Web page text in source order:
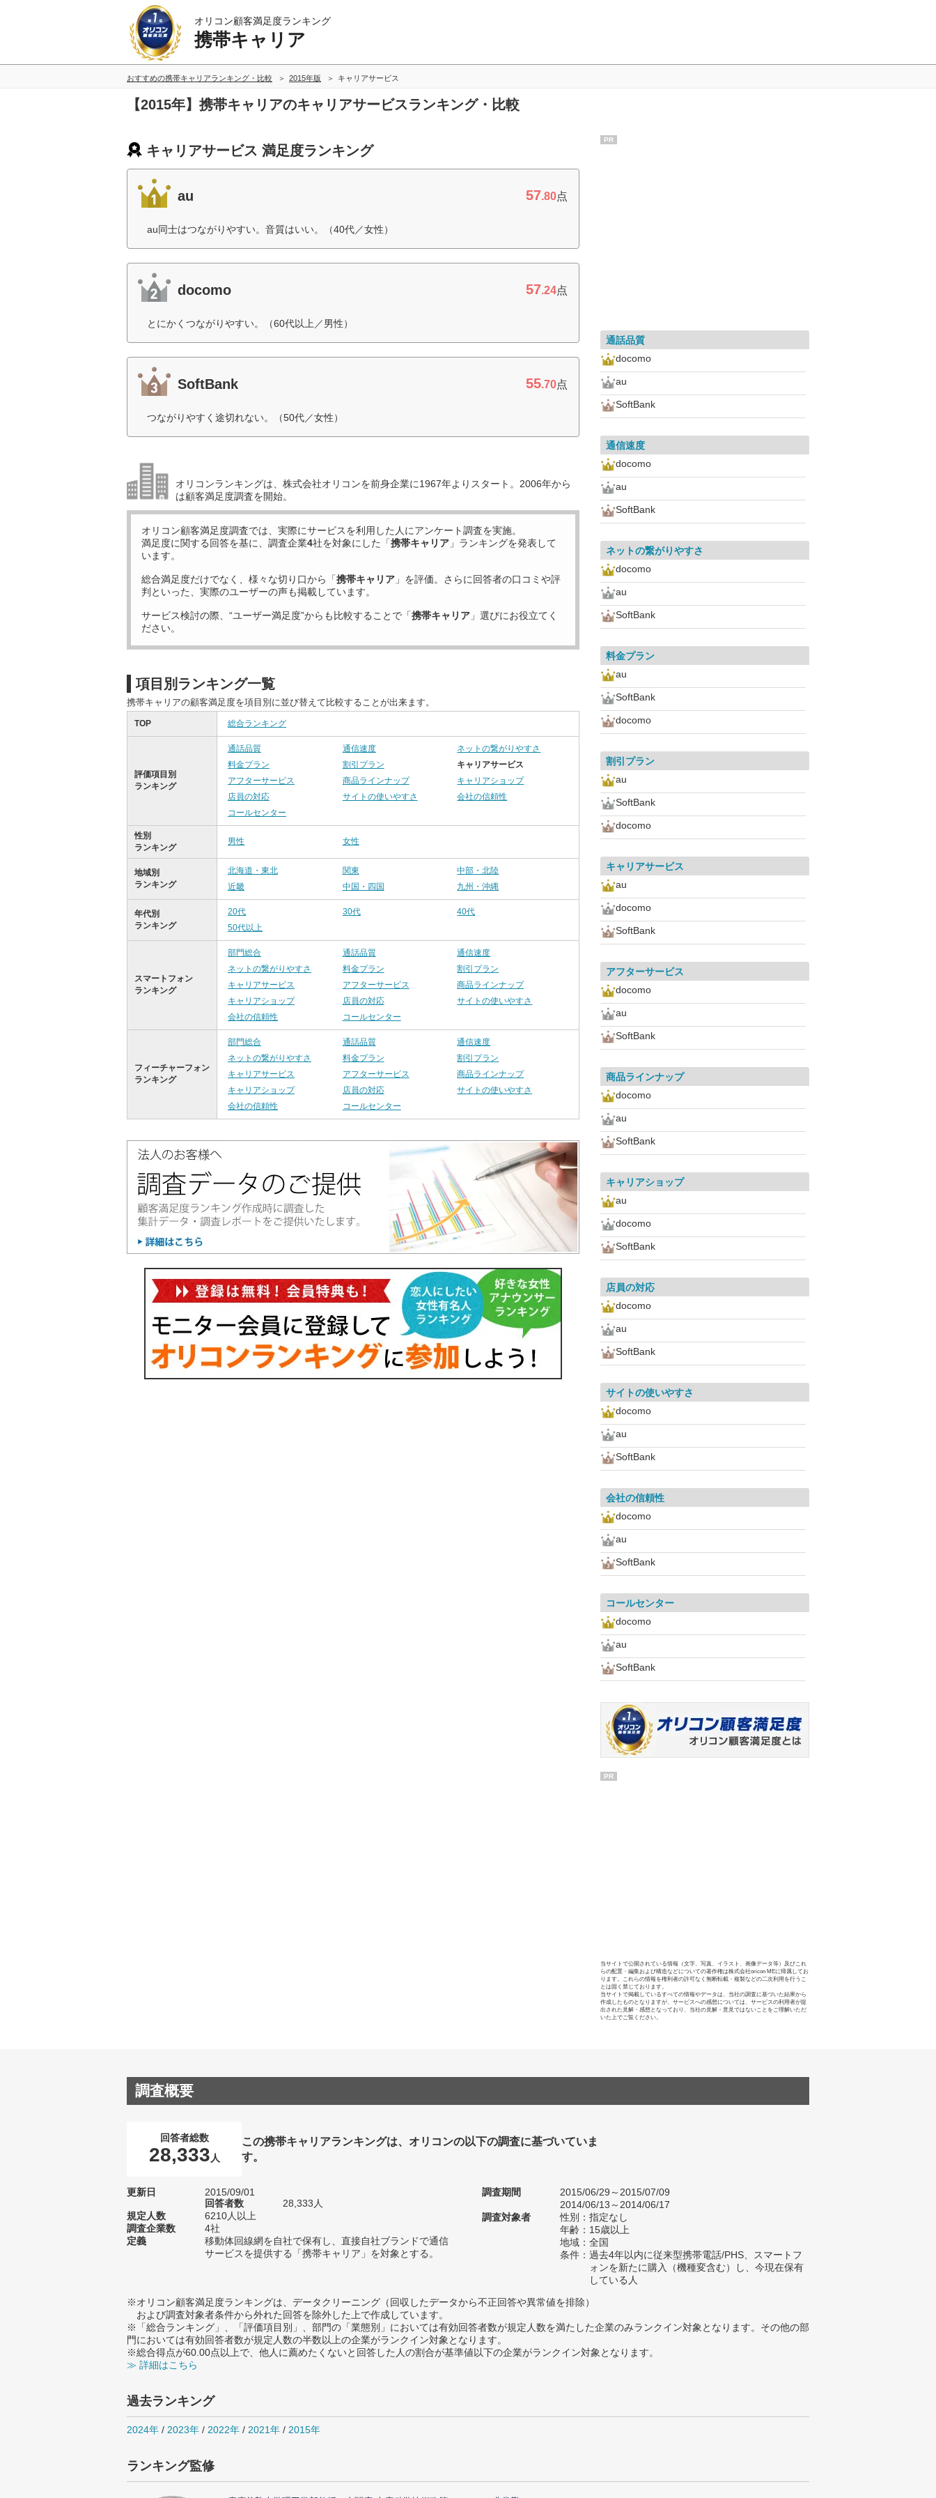
オリコン顧客満足度ランキング
携帯キャリア
おすすめの携帯キャリアランキング・比較 2015年版 キャリアサービス
【2015年】携帯キャリアのキャリアサービスランキング・比較
キャリアサービス 満足度ランキング
au 57.80点
au同士はつながりやすい。音質はいい。（40代／女性）
docomo 57.24点
とにかくつながりやすい。（60代以上／男性）
SoftBank 55.70点
つながりやすく途切れない。（50代／女性）
オリコンランキングは、株式会社オリコンを前身企業に1967年よりスタート。2006年から
は顧客満足度調査を開始。
オリコン顧客満足度調査では、実際にサービスを利用した 人にアンケート調査を実施。
満足度に関する回答を基に、調査企業4社を対象にした「携帯キャリア 」ランキングを発表して
います。
総合満足度だけでなく、様々な切り口から「携帯キャリア 」を評価。さらに回答者の口コミや評
判といった、実際のユーザーの声も掲載しています。
サービス検討の際、“ユーザー満足度”からも比較することで「携帯キャリア 」選びにお役立てく
ださい。
項目別ランキング一覧
携帯キャリアの顧客満足度を項目別に並び替えて比較することが出来ます。
TOP 総合ランキング
評価項目別
ランキング
通話品質 通信速度
ネットの繋がりやすさ
料金プラン
割引プラン
キャリアサービス
アフターサービス
商品ラインナップ
キャリアショップ
店員の対応
サイトの使いやすさ
会社の信頼性
コールセンター
性別
ランキング
男性 女性
地域別
ランキング
北海道・東北 関東
中部・北陸
近畿
中国・四国 九州・沖縄
年代別
ランキング
20代 30代
40代
50代以上
スマートフォン
ランキング
部門総合 通話品質
通信速度
ネットの繋がりやすさ
料金プラン
割引プラン
キャリアサービス
アフターサービス
商品ラインナップ
キャリアショップ
店員の対応
サイトの使いやすさ
会社の信頼性
コールセンター
フィーチャーフォン
ランキング
部門総合 通話品質
通信速度
ネットの繋がりやすさ
料金プラン
割引プラン
キャリアサービス
アフターサービス
商品ラインナップ
キャリアショップ
店員の対応
サイトの使いやすさ
会社の信頼性
コールセンター
PR
通話品質
docomo
au
SoftBank
通信速度
docomo
au
SoftBank
ネットの繋がりやすさ
docomo
au
SoftBank
料金プラン
au
SoftBank
docomo
割引プラン
au
SoftBank
docomo
キャリアサービス
au
docomo
SoftBank
アフターサービス
docomo
au
SoftBank
商品ラインナップ
docomo
au
SoftBank
キャリアショップ
au
docomo
SoftBank
店員の対応
docomo
au
SoftBank
サイトの使いやすさ
docomo
au
SoftBank
会社の信頼性
docomo
au
SoftBank
コールセンター
docomo
au
SoftBank
PR
当サイトで公開されている情報（文字、写真、イラスト、画像データ等）及びこれ
らの配置・編集および構造などについての著作権は株式会社oricon MEに帰属してお
ります。これらの情報を権利者の許可なく無断転載・複製などの二次利用を行うこ
とは固く禁じております。
当サイトで掲載しているすべての情報やデータは、当社の調査に基づいた結果から
作成したものとなりますが、サービスへの感想については、サービスの利用者が提
出された見解・感想となっており、当社の見解・意見ではないことをご理解いただ
いた上でご覧ください。
調査概要
回答者総数
28,333 人
この携帯キャリアランキングは、オリコンの以下の調査に基づいていま
す。
更新日
2015/09/01
回答者数
28,333人
規定人数
6210人以上
調査企業数
4社
定義
移動体回線網を自社で保有し、直接自社ブランドで通信
サービスを提供する「携帯キャリア」を対象とする。
調査期間
2015/06/29～2015/07/09
2014/06/13～2014/06/17
調査対象者
性別：指定なし
年齢：15歳以上
地域：全国
条件：過去4年以内に従来型携帯電話/PHS、スマートフ
ォンを新たに購入（機種変含む）し、今現在保有
している人
※オリコン顧客満足度ランキングは、データクリーニング（回収したデータから不正回答や異常値を排除）
および調査対象者条件から外れた回答を除外した上で作成しています。
※「総合ランキング」、「評価項目別」、部門の「業態別」においては有効回答者数が規定人数を満たした企業のみランクイン対象となります。その他の部
門においては有効回答者数が規定人数の半数以上の企業がランクイン対象となります。
※総合得点が60.00点以上で、他人に薦めたくないと回答した人の割合が基準値以下の企業がランクイン対象となります。
≫ 詳細はこちら
過去ランキング
2024年 / 2023年 / 2022年 / 2021年 / 2015年
ランキング監修